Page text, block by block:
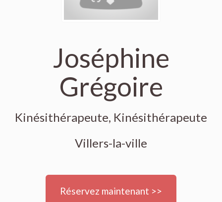
Joséphine
Grégoire
Kinésithérapeute, Kinésithérapeute
Villers-la-ville
Réservez maintenant >>